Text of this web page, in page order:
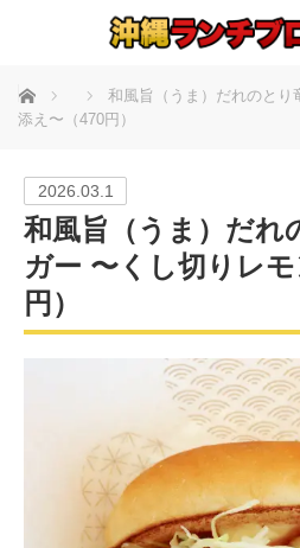
ホーム
和風旨（うま）だれのとり
添え〜（470円）
2026.03.1
和風旨（うま）だれ
ガー 〜くし切りレ
円）